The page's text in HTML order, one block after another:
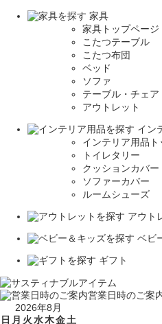
家具
家具トップページ
こたつテーブル
こたつ布団
ベッド
ソファ
テーブル・チェア
アウトレット
イン
インテリア用品ト
トイレタリー
クッションカバー
ソファーカバー
ルームシューズ
アウト
ベビ
ギフト
営業日時のご案
2026年8月
日 月 火水木金土